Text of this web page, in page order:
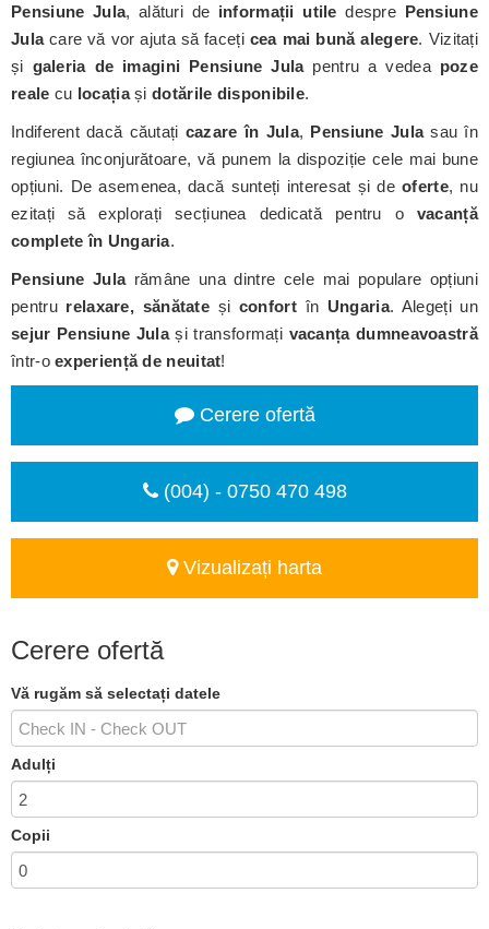
Pensiune Jula, alături de informații utile despre Pensiune
Julacare vă vor ajuta să faceți cea mai bună alegere. Vizitați
și galeria de imagini Pensiune Julapentru a vedea poze
reale cu locațiașidotările disponibile.
Indiferent dacă căutați cazare în Jula, Pensiune Julasau în
regiunea înconjurătoare, vă punem la dispoziție cele mai bune
opțiuni. De asemenea, dacă sunteți interesat și deoferte, nu
ezitați să explorați secțiunea dedicată pentru o vacanță
complete în Ungaria.
Pensiune Jularămâne una dintre cele mai populare opțiuni
pentru relaxare, sănătate și confortîn Ungaria. Alegeți un
sejur Pensiune Julași transformați vacanța dumneavoastră
într-oexperiență de neuitat!
Cerere ofertă
(004) - 0750 470 498
Vizualizați harta
Cerere ofertă
Vă rugăm să selectați datele
Adulți
Copii